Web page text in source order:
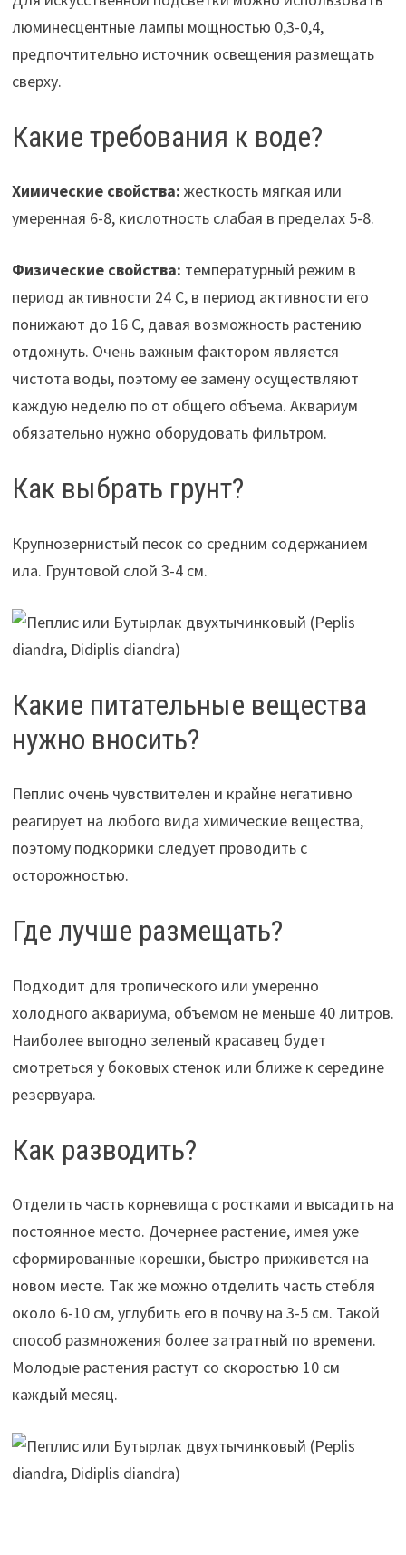
люминесцентные лампы мощностью 0,3-0,4,
предпочтительно источник освещения размещать
сверху.
Какие требования к воде?
Химические свойства: жесткость мягкая или
умеренная 6-8, кислотность слабая в пределах 5-8.
Физические свойства: температурный режим в
период активности 24 С, в период активности его
понижают до 16 С, давая возможность растению
отдохнуть. Очень важным фактором является
чистота воды, поэтому ее замену осуществляют
каждую неделю по от общего объема. Аквариум
обязательно нужно оборудовать фильтром.
Как выбрать грунт?
Крупнозернистый песок со средним содержанием
ила. Грунтовой слой 3-4 см.
Какие питательные вещества
нужно вносить?
Пеплис очень чувствителен и крайне негативно
реагирует на любого вида химические вещества,
поэтому подкормки следует проводить с
осторожностью.
Где лучше размещать?
Подходит для тропического или умеренно
холодного аквариума, объемом не меньше 40 литров.
Наиболее выгодно зеленый красавец будет
смотреться у боковых стенок или ближе к середине
резервуара.
Как разводить?
Отделить часть корневища с ростками и высадить на
постоянное место. Дочернее растение, имея уже
сформированные корешки, быстро приживется на
новом месте. Так же можно отделить часть стебля
около 6-10 см, углубить его в почву на 3-5 см. Такой
способ размножения более затратный по времени.
Молодые растения растут со скоростью 10 см
каждый месяц.